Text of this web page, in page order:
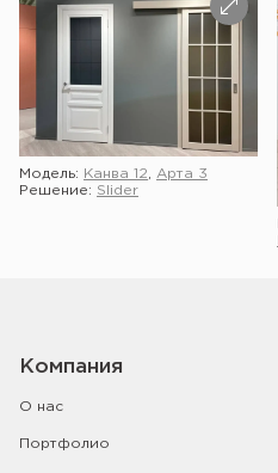
Модель: Канва 12
Арта 3
Решение: Slider
Компания
О нас
Портфолио